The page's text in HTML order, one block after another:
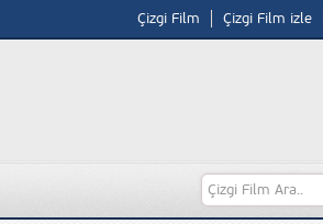
Çizgi Film Çizgi Film izle